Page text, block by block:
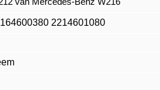
van Mercedes-Benz W216
2214601080